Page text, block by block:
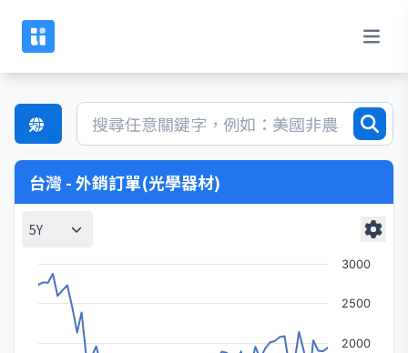
台灣 - 外銷訂單(光學器材)
5Y
2000
2500
3000